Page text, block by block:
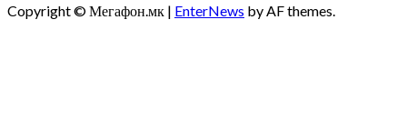
Copyright © Мегафон.мк | EnterNews by AF themes.